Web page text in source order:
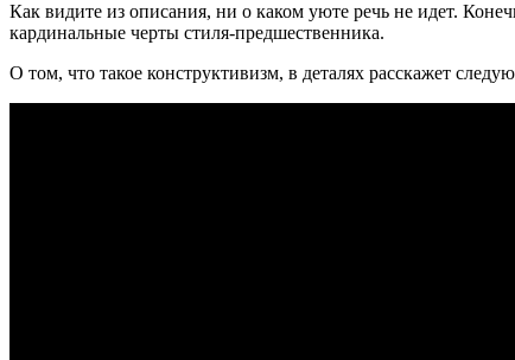
Как видите из описания, ни о каком уюте речь не идет.
кардинальные черты стиля-предшественника.
О том, что такое конструктивизм, в деталях расскажет